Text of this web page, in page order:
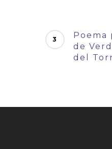
Poema
de
del